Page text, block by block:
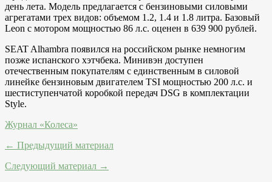
день лета. Модель предлагается с бензиновыми силовыми
агрегатами трех видов: объемом 1.2, 1.4 и 1.8 литра. Базовый
Leon с мотором мощностью 86 л.с. оценен в 639 900 рублей.
SEAT Alhambra появился на российском рынке немногим
позже испанского хэтчбека. Минивэн доступен
отечественным покупателям с единственным в силовой
линейке бензиновым двигателем TSI мощностью 200 л.с. и
шестиступенчатой коробкой передач DSG в комплектации
Style.
Журнал «Колеса»
← Предыдущий материал
Следующий материал →